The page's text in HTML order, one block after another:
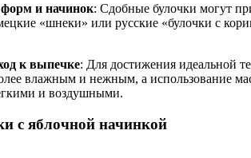
форм и начинок: Сдобные булочки могут
«шнеки» или русские «булочки с
к выпечке: Для достижения идеальной
влажным и нежным, а использование
и воздушными.
с яблочной начинкой